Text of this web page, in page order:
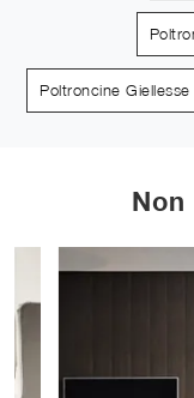
Poltroncine Giellesse